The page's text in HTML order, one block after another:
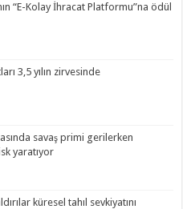
“E-Kolay İhracat Platformu”na ödül
3,5 yılın zirvesinde
savaş primi gerilerken
yaratıyor
küresel tahıl sevkiyatını